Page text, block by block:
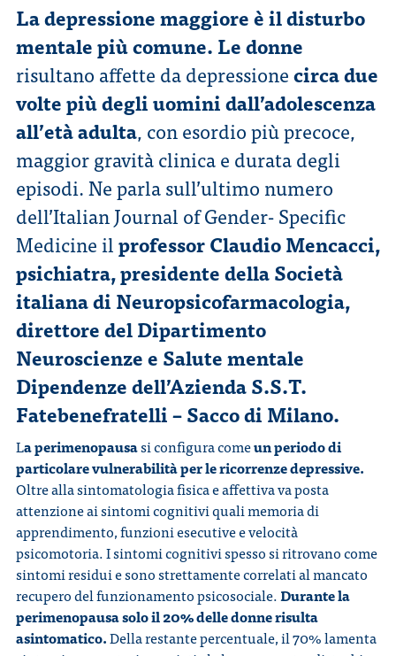
La depressione maggiore è il disturbo
mentale più comune. Le donne
risultano affette da depressionecirca due
volte più degli uomini dall’adolescenza
all’età adulta, con esordio più precoce,
maggior gravità clinica e durata degli
episodi. Ne parla sull’ultimo numero
dell’Italian Journal of Gender- Specific
Medicine ilprofessor Claudio Mencacci,
psichiatra, presidente della Società
italiana di Neuropsicofarmacologia,
direttore del Dipartimento
Neuroscienze e Salute mentale
Dipendenze dell’Azienda S.S.T.
Fatebenefratelli – Sacco di Milano.
La perimenopausasi configura comeun periodo di
particolare vulnerabilità per le ricorrenze depressive.
Oltre alla sintomatologia fisica e affettiva va posta
attenzione ai sintomi cognitivi quali memoria di
apprendimento, funzioni esecutive e velocità
psicomotoria. I sintomi cognitivi spesso si ritrovano come
sintomi residui e sono strettamente correlati al mancato
recupero del funzionamento psicosociale.Durante la
perimenopausa solo il 20% delle donne risulta
asintomatico.Della restante percentuale, il 70% lamenta